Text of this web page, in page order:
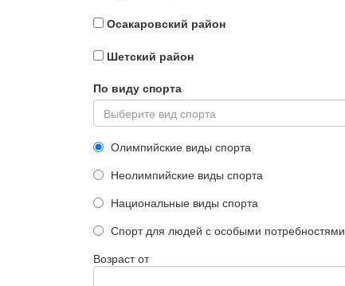
Осакаровский район
Шетский район
По виду спорта
Выберите вид спорта
Олимпийские виды спорта
Неолимпийские виды спорта
Национальные виды спорта
Спорт для людей с особыми потребностями
Возраст от